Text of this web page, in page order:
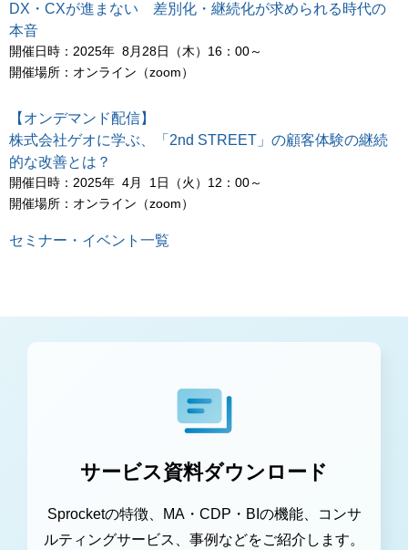
DX・CXが進まない 差別化・継続化が求められる時代の
本音
開催日時：2025年 8月28日（木）16：00～
開催場所：オンライン（zoom）
【オンデマンド配信】
株式会社ゲオに学ぶ、「2nd STREET」の顧客体験の継続
的な改善とは？
開催日時：2025年 4月 1日（火）12：00～
開催場所：オンライン（zoom）
セミナー・イベント一覧
サービス資料ダウンロード
Sprocketの特徴、MA・CDP・BIの機能、コンサ
ルティングサービス、事例などをご紹介します。